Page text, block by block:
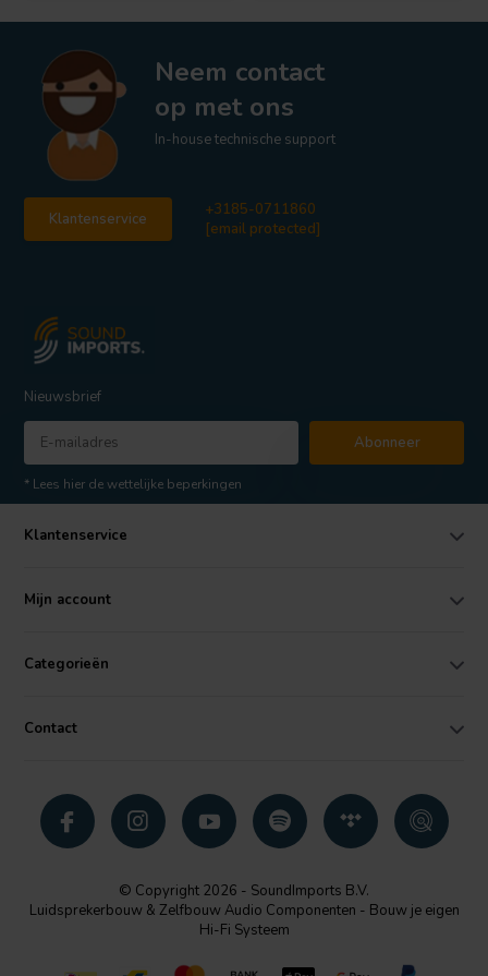
Neem contact
op met ons
In-house technische support
Klantenservice
+3185-0711860
[email protected]
Nieuwsbrief
Abonneer
* Lees hier de wettelijke beperkingen
Klantenservice
Mijn account
Categorieën
Contact
© Copyright 2026 - SoundImports B.V.
Luidsprekerbouw & Zelfbouw Audio Componenten - Bouw je eigen
Hi-Fi Systeem